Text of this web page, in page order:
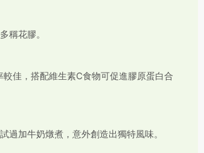
稱花膠。
佳，搭配維生素C食物可促進膠原蛋白合
加牛奶燉煮，意外創造出獨特風味。